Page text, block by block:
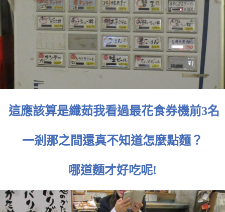
這應該算是纖茹我看過最花食券機前3名
一剎那之間還真不知道怎麼點麵？
哪道麵才好吃呢!